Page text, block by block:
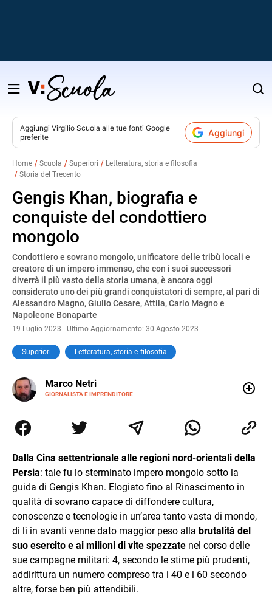
Salta
contenuto
Aggiungi Virgilio Scuola alle tue fonti Google
preferite
Aggiungi
Home Scuola Superiori
Letteratura, storia e filosofia
Storia del Trecento
Gengis Khan, biografia e
conquiste del condottiero
mongolo
Condottiero e sovrano mongolo, unificatore delle tribù locali e
creatore di un impero immenso, che con i suoi successori
diverrà il più vasto della storia umana, è ancora oggi
considerato uno dei più grandi conquistatori di sempre, al pari di
Alessandro Magno, Giulio Cesare, Attila, Carlo Magno e
Napoleone Bonaparte
19 Luglio 2023 - Ultimo Aggiornamento: 30 Agosto 2023
Superiori Letteratura, storia e filosofia
Marco Netri
GIORNALISTA E IMPRENDITORE
E-
MAIL
Giornalismo conseguiti alla Luiss, ho associato la
passione per la scrittura a quello per lo studio
imprenditore di me stesso.
Dalla Cina settentrionale alle regioni nord-orientali della
Persia: tale fu lo sterminato impero mongolo sotto la
guida di Gengis Khan. Elogiato fino al Rinascimento in
qualità di sovrano capace di diffondere cultura,
conoscenze e tecnologie in un’area tanto vasta di mondo,
di lì in avanti venne dato maggior peso alla brutalità del
suo esercito e ai milioni di vite spezzate nel corso delle
sue campagne militari: 4, secondo le stime più prudenti,
addirittura un numero compreso tra i 40 e i 60 secondo
altre, forse ben più attendibili.